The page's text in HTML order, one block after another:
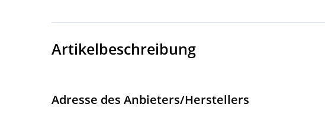
Artikelbeschreibung
Adresse des Anbieters/Herstellers